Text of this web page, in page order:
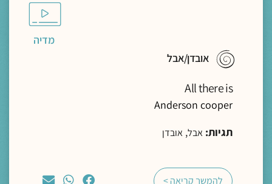
מדיה
אובדן/אבל
All there is
Anderson cooper
תגיות: אבל, אובדן
להמשך קריאה >